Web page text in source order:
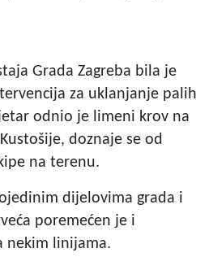
Grada Zagreba bila je
za uklanjanje palih
odnio je limeni krov na
doznaje se od
na terenu.
dijelovima grada i
poremećen je i
nekim linijama.